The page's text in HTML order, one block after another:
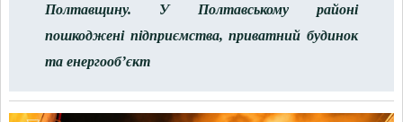
Полтавщину. У Полтавському районі
пошкоджені підприємства, приватний будинок
та енергооб’єкт